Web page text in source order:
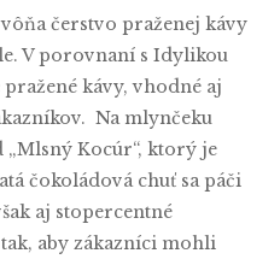
čerstvo praženej kávy
V porovnaní s Idylikou
kávy, vhodné aj
Na mlynčeku
„Mlsný Kocúr“, ktorý je
čokoládová chuť sa páči
aj stopercentné
aby zákazníci mohli